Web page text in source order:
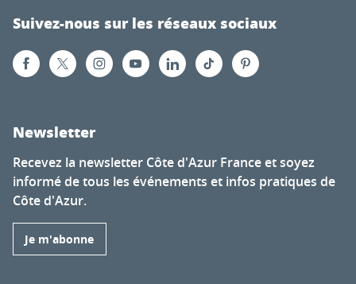
Suivez-nous sur les réseaux sociaux
Newsletter
Recevez la newsletter Côte d'Azur France et soyez
informé de tous les événements et infos pratiques de
Côte d'Azur.
Je m'abonne